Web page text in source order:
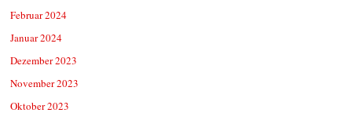
Februar 2024
Januar 2024
Dezember 2023
November 2023
Oktober 2023